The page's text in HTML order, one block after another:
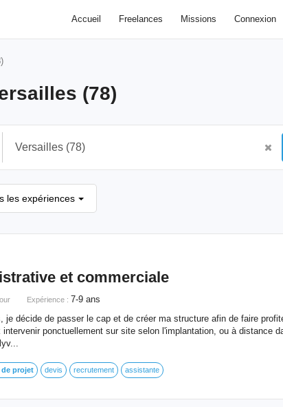
Accueil Freelances Missions Connexion
(78)
les expériences
et commerciale
Expérience : 7-9 ans
je décide de passer le cap et de créer ma structure afin de faire
ponctuellement sur site selon l'implantation, ou à distance
de projet devis recrutement assistante